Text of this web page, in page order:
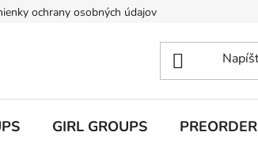
ochrany osobných údajov
GIRL GROUPS PREORDER